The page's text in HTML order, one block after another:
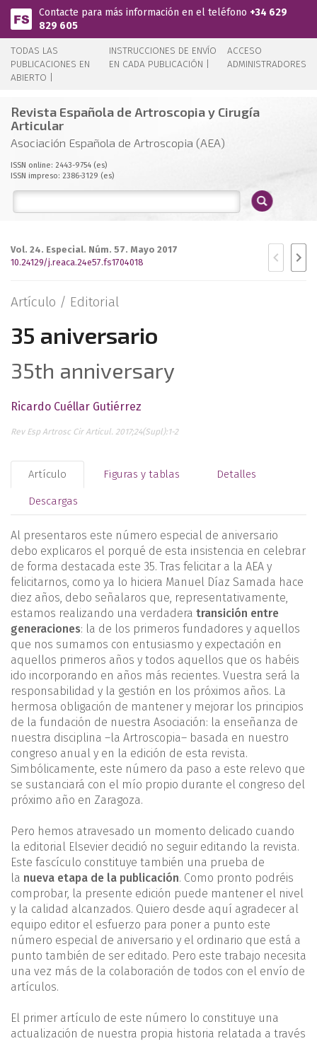
Pasar al contenido principal
Contacte para más información en el teléfono +34 629
829 605
TODAS LAS
PUBLICACIONES EN
ABIERTO |
INSTRUCCIONES DE ENVÍO
EN CADA PUBLICACIÓN |
ACCESO
ADMINISTRADORES
Revista Española de Artroscopia y Cirugía
Articular
Asociación Española de Artroscopia (AEA)
ISSN online: 2443-9754 (es)
ISSN impreso: 2386-3129 (es)
Vol. 24. Especial. Núm. 57. Mayo 2017
10.24129/j.reaca.24e57.fs1704018
Artículo / Editorial
35 aniversario
35th anniversary
Ricardo Cuéllar Gutiérrez
Rev Esp Artrosc Cir Articul. 2017;24(Supl):1-2
Artículo Figuras y tablas Detalles
Descargas
Al presentaros este número especial de aniversario
debo explicaros el porqué de esta insistencia en celebrar
de forma destacada este 35. Tras felicitar a la AEA y
felicitarnos, como ya lo hiciera Manuel Díaz Samada hace
diez años, debo señalaros que, representativamente,
estamos realizando una verdadera transición entre
generaciones: la de los primeros fundadores y aquellos
que nos sumamos con entusiasmo y expectación en
aquellos primeros años y todos aquellos que os habéis
ido incorporando en años más recientes. Vuestra será la
responsabilidad y la gestión en los próximos años. La
hermosa obligación de mantener y mejorar los principios
de la fundación de nuestra Asociación: la enseñanza de
nuestra disciplina –la Artroscopia– basada en nuestro
congreso anual y en la edición de esta revista.
Simbólicamente, este número da paso a este relevo que
se sustanciará con el mío propio durante el congreso del
próximo año en Zaragoza.
Pero hemos atravesado un momento delicado cuando
la editorial Elsevier decidió no seguir editando la revista.
Este fascículo constituye también una prueba de
la nueva etapa de la publicación. Como pronto podréis
comprobar, la presente edición puede mantener el nivel
y la calidad alcanzados. Quiero desde aquí agradecer al
equipo editor el esfuerzo para poner a punto este
número especial de aniversario y el ordinario que está a
punto también de ser editado. Pero este trabajo necesita
una vez más de la colaboración de todos con el envío de
artículos.
El primer artículo de este número lo constituye una
actualización de nuestra propia historia relatada a través